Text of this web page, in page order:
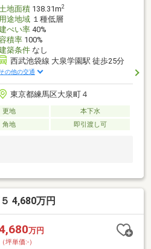
土地面積138.31m2
用途地域１種低層
ぺい率40%
積率100%
築条件なし
西武池袋線 大泉学園駅 徒歩25分
その他の交通
東京都練馬区大泉町４
更地
本下水
角地 即引渡し可
4,680万円
万円
（坪単価:-）